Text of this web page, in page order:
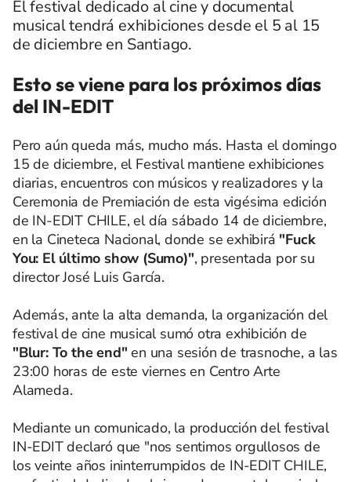
El festival dedicado al cine y documental
musical tendrá exhibiciones desde el 5 al 15
de diciembre en Santiago.
Esto se viene para los próximos días
del IN-EDIT
Pero aún queda más, mucho más. Hasta el domingo
15 de diciembre, el Festival mantiene exhibiciones
diarias, encuentros con músicos y realizadores y la
Ceremonia de Premiación de esta vigésima edición
de IN-EDIT CHILE, el día sábado 14 de diciembre,
en la Cineteca Nacional, donde se exhibirá "Fuck
You: El último show (Sumo)", presentada por su
director José Luis García.
Además, ante la alta demanda, la organización del
festival de cine musical sumó otra exhibición de
"Blur: To the end"en una sesión de trasnoche, a las
23:00 horas de este viernes en Centro Arte
Alameda.
Mediante un comunicado, la producción del festival
IN-EDIT declaró que "nos sentimos orgullosos de
los veinte años ininterrumpidos de IN-EDIT CHILE,